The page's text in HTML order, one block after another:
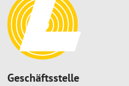
Geschäftsstelle